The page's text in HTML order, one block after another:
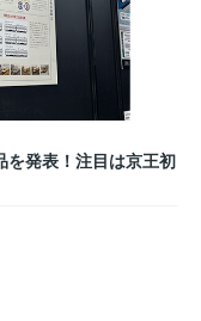
を発表！注目は京王初